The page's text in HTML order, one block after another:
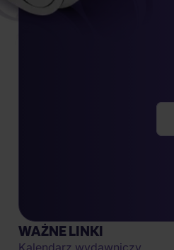
WAŻNE LINKI
Kalendarz wydawniczy